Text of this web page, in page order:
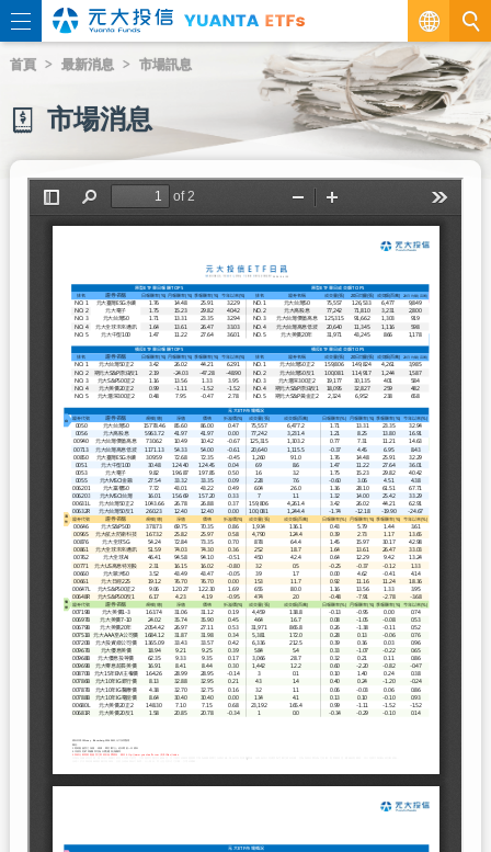
繁
EN
首頁 最新消息 市場訊息
市場消息